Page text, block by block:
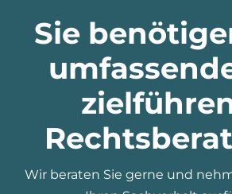
Sie
Wir beraten Sie gerne und